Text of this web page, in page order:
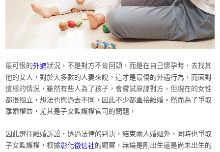
最可恨的外遇狀況，不是對方不肯回頭，而是在自己懷孕時，去找其
他的女人，對於大多數的人妻來說，這才是最傷的外遇行為，而面對
這樣的情況，雖然有些人為了孩子，會嘗試原諒對方，但現在的女性
都很獨立，想法也與過去不同，因此不少都直接離婚。然而為了爭取
離婚權益，尤其是子女監護權官司的問題，
因此選擇離婚訴訟，透過法律的判決，結束兩人婚姻外，同時也爭取
子女監護權，根據彰化徵信社的觀察，無論是剛出生還是尚未出生的